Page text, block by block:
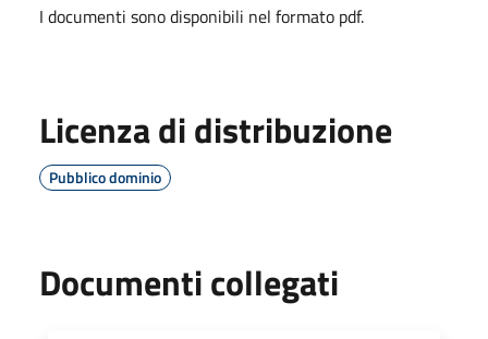
I documenti sono disponibili nel formato pdf.
Licenza di distribuzione
Pubblico dominio
Documenti collegati